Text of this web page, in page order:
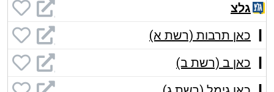
גלצ
כאן תרבות (רשת א)
כאן ב (רשת ב)